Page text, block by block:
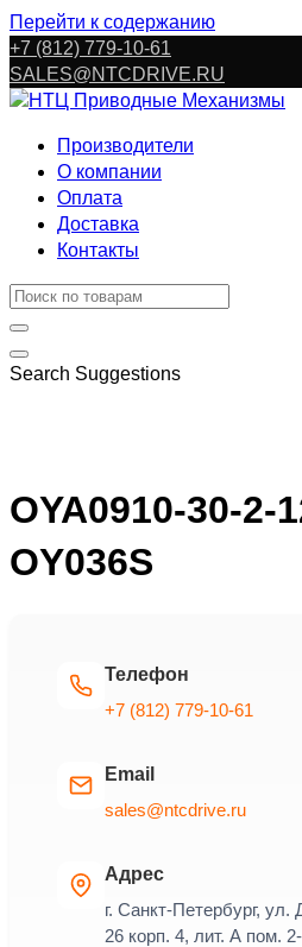
Перейти к содержанию
+7 (812) 779-10-61
SALES@NTCDRIVE.RU
Производители
О компании
Оплата
Доставка
Контакты
Search Suggestions
OYA0910-30-2-
OY036S
Телефон
+7 (812) 779-10-61
Email
sales@ntcdrive.ru
Адрес
г. Санкт-Петербург,
26 корп. 4, лит. А пом.